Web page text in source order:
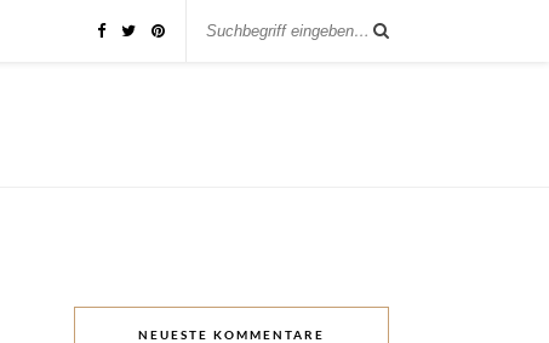
NEUESTE KOMMENTARE